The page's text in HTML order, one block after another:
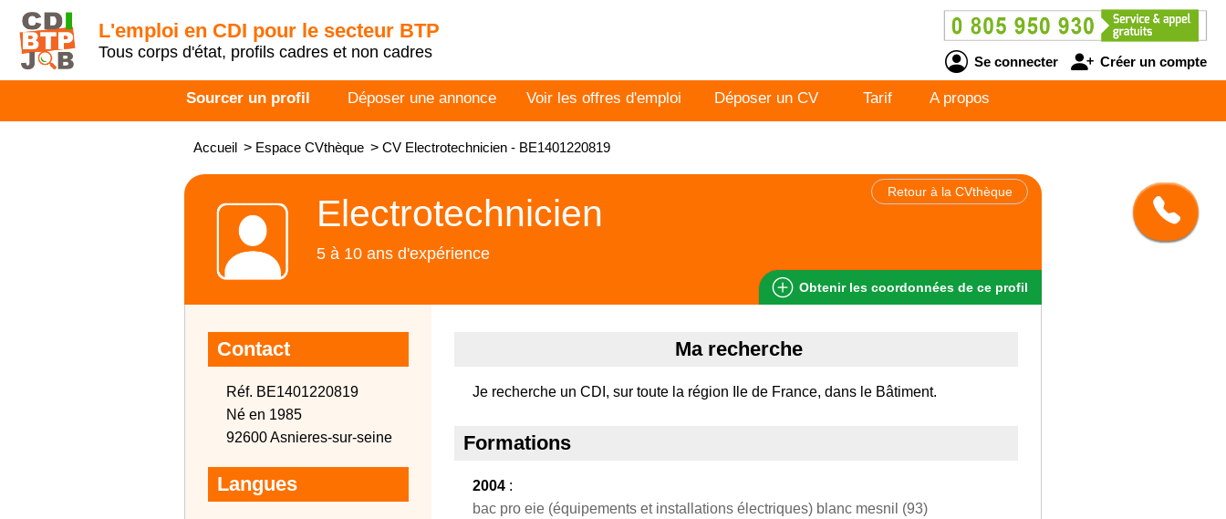
L'emploi en CDI pour le secteur BTP
Tous corps d'état, profils cadres et non cadres
Se connecter Créer un compte
Sourcer un profil Déposer une annonce Voir les offres d'emploi Déposer un CV Tarif A propos
Accueil > Espace CVthèque > CV Electrotechnicien - BE1401220819
Retour à la CVthèque
Electrotechnicien
5 à 10 ans d'expérience
Obtenir les coordonnées de ce profil
Contact
Réf. BE1401220819
Né en 1985
92600 Asnieres-sur-seine
Langues
Ma recherche
Je recherche un CDI, sur toute la région Ile de France, dans le Bâtiment.
Formations
2004 :
bac pro eie (équipements et installations électriques) blanc mesnil (93)